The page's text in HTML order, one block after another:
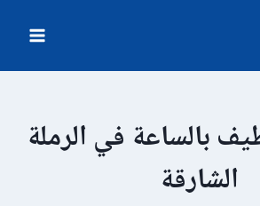
بالساعة في الرملة
الشارقة